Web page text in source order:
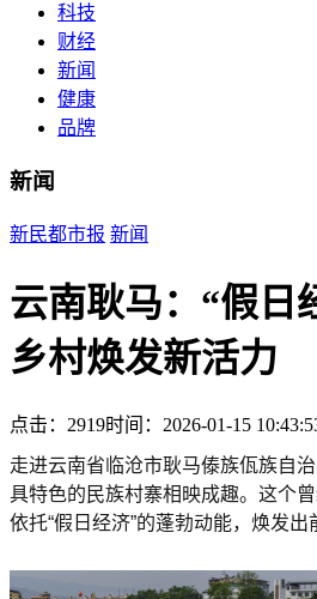
科技
财经
新闻
健康
品牌
新闻
新民都市报 新闻
云南耿马：“假日
乡村焕发新活力
点击：2919时间：2026-01-15
走进云南省临沧市耿马傣族佤族自
具特色的民族村寨相映成趣。这个
依托“假日经济”的蓬勃动能，焕发出